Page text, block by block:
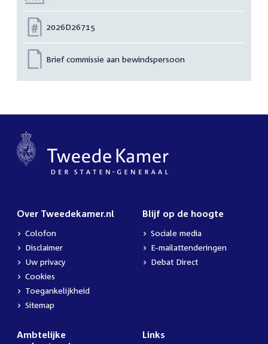
Nummer:
2026D26715
Brief commissie aan bewindspersoon
Over Tweedekamer.nl
Colofon
Disclaimer
Uw privacy
Cookies
Toegankelijkheid
Sitemap
Blijf op de hoogte
Sociale media
E-mailattenderingen
Debat Direct
Ambtelijke
Links